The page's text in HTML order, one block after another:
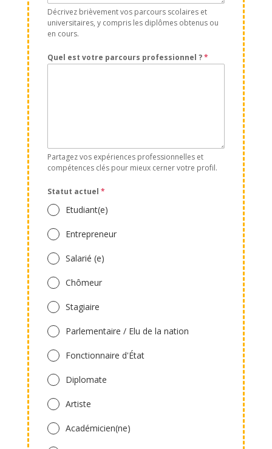
Décrivez brièvement vos parcours scolaires et
universitaires, y compris les diplômes obtenus ou
en cours.
Quel est votre parcours professionnel ?*
Partagez vos expériences professionnelles et
compétences clés pour mieux cerner votre profil.
Statut actuel *
Etudiant(e)
Entrepreneur
Salarié (e)
Chômeur
Stagiaire
Parlementaire / Elu de la nation
Fonctionnaire d'État
Diplomate
Artiste
Académicien(ne)